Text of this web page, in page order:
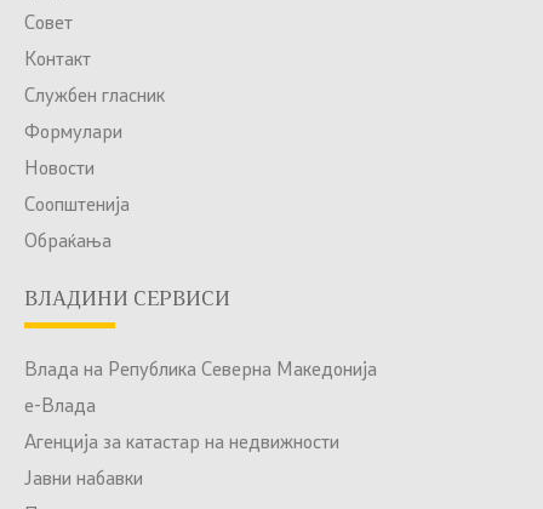
Совет
Контакт
Службен гласник
Формулари
Новости
Соопштенија
Обраќања
ВЛАДИНИ СЕРВИСИ
Влада на Република Северна Македонија
е-Влада
Агенција за катастар на недвижности
Јавни набавки